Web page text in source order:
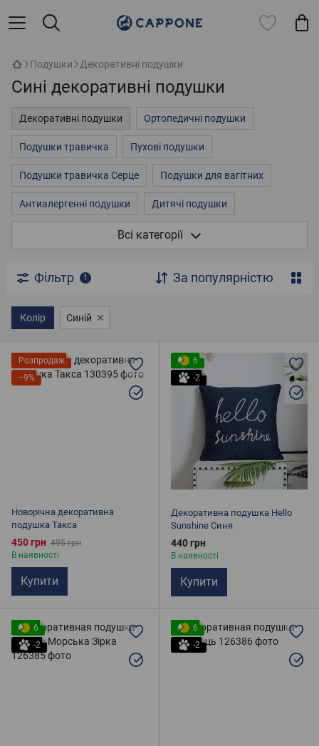
Подушки Декоративні подушки
Сині декоративні подушки
Декоративні подушки Ортопедичні подушки
Подушки травичка Пухові подушки
Подушки травичка Серце Подушки для вагітних
Антиалергенні подушки Дитячі подушки
Всі категорії
Фільтр 1 За популярністю
Колір Синій
Розпродаж
−9%
Новорічна декоративна
подушка Такса
450 грн 495 грн
В наявності
Купити
6
-2
Декоративна подушка Hello
Sunshine Синя
440 грн
В наявності
Купити
6
-2
6
-2